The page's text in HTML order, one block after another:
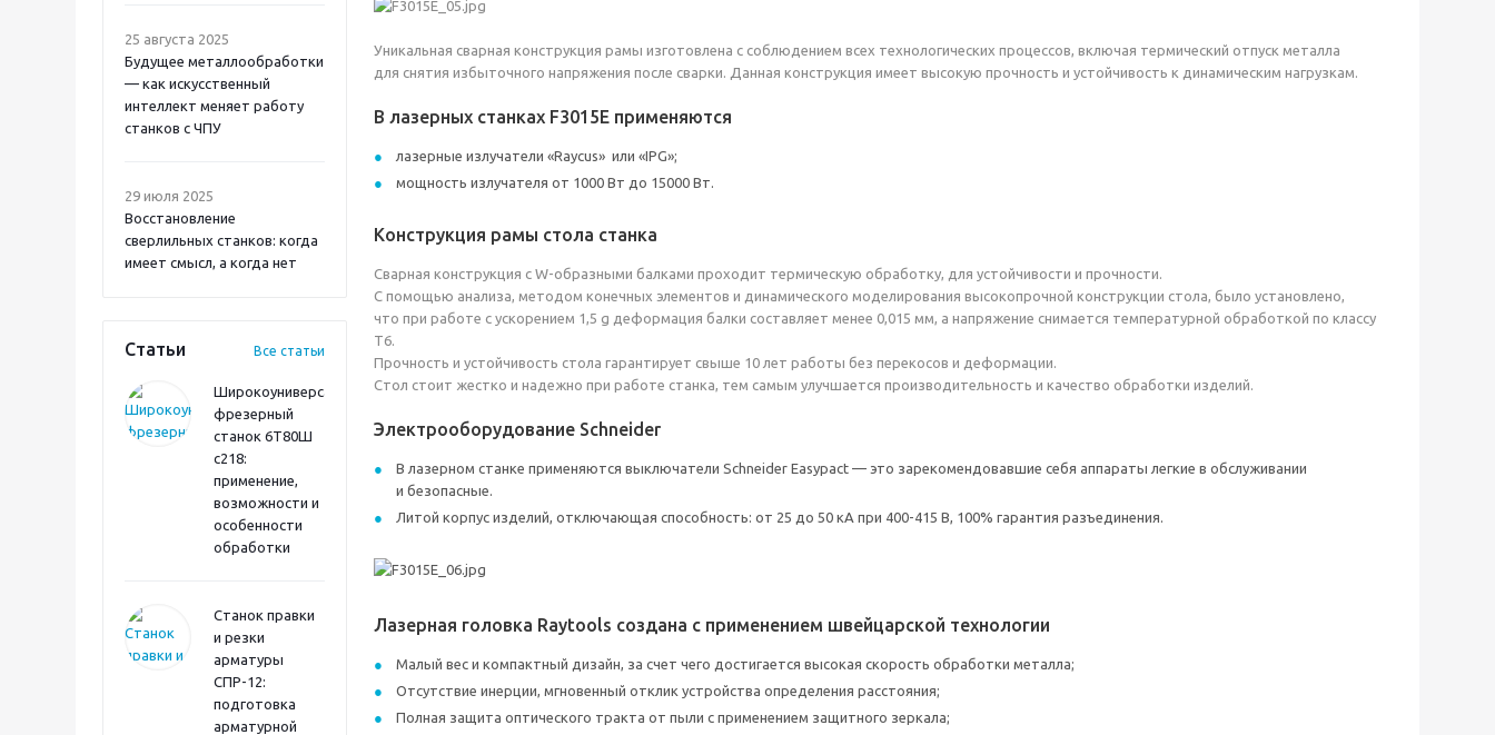
25 августа 2025
Будущее металлообработки
— как искусственный
интеллект меняет работу
станков с ЧПУ
29 июля 2025
Восстановление
сверлильных станков: когда
имеет смысл, а когда нет
Статьи Все статьи
Широкоуниверсальный
фрезерный
станок 6Т80Ш
с218:
применение,
возможности и
особенности
обработки
Станок правки
и резки
арматуры
СПР-12:
подготовка
арматурной
Уникальная сварная конструкция рамы изготовлена с соблюдением всех технологических процессов, включая термический отпуск металла
для снятия избыточного напряжения после сварки. Данная конструкция имеет высокую прочность и устойчивость к динамическим нагрузкам.
В лазерных станках F3015E применяются
лазерные излучатели «Raycus» или «IPG»;
мощность излучателя от 1000 Вт до 15000 Вт.
Конструкция рамы стола станка
Сварная конструкция с W-образными балками проходит термическую обработку, для устойчивости и прочности.
С помощью анализа, методом конечных элементов и динамического моделирования высокопрочной конструкции стола, было установлено,
что при работе с ускорением 1,5 g деформация балки составляет менее 0,015 мм, а напряжение снимается температурной обработкой по классу
Т6.
Прочность и устойчивость стола гарантирует свыше 10 лет работы без перекосов и деформации.
Стол стоит жестко и надежно при работе станка, тем самым улучшается производительность и качество обработки изделий.
Электрооборудование Schneider
В лазерном станке применяются выключатели Schneider Easypact — это зарекомендовавшие себя аппараты легкие в обслуживании
и безопасные.
Литой корпус изделий, отключающая способность: от 25 до 50 кА при 400-415 В, 100% гарантия разъединения.
Лазерная головка Raytools создана с применением швейцарской технологии
Малый вес и компактный дизайн, за счет чего достигается высокая скорость обработки металла;
Отсутствие инерции, мгновенный отклик устройства определения расстояния;
Полная защита оптического тракта от пыли с применением защитного зеркала;